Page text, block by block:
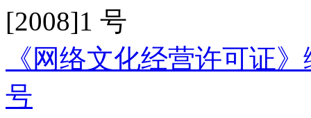
[2008]1 号
《网络文化经营许可证
号